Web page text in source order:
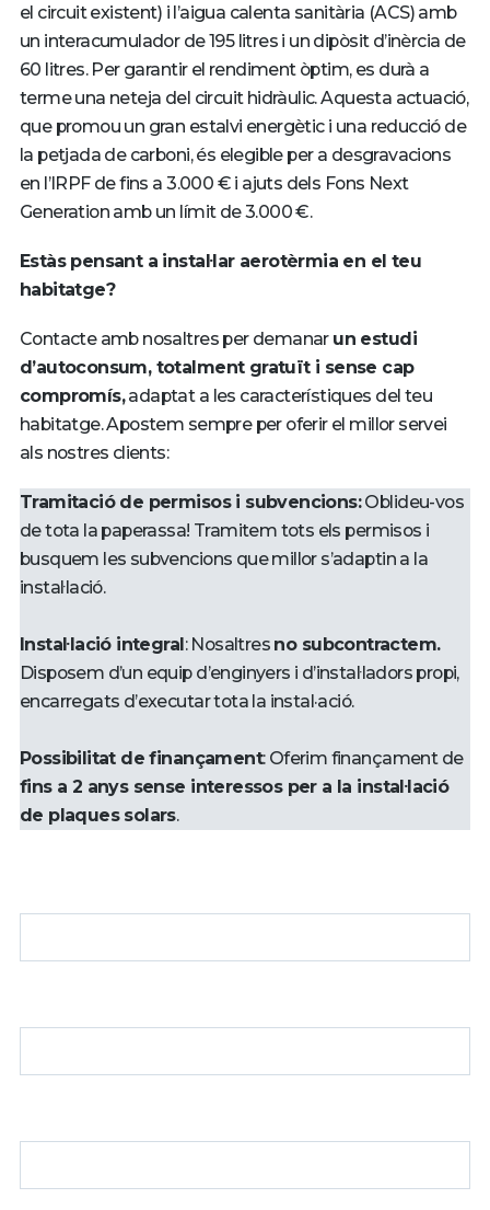
el circuit existent) i l’aigua calenta sanitària (ACS) amb
un interacumulador de 195 litres i un dipòsit d’inèrcia de
60 litres. Per garantir el rendiment òptim, es durà a
terme una neteja del circuit hidràulic. Aquesta actuació,
que promou un gran estalvi energètic i una reducció de
la petjada de carboni, és elegible per a desgravacions
en l’IRPF de fins a 3.000 € i ajuts dels Fons Next
Generation amb un límit de 3.000 €.
Estàs pensant a instal·lar aerotèrmia en el teu
habitatge?
Contacte amb nosaltres per demanar un estudi
d’autoconsum, totalment gratuït i sense cap
compromís,adaptat a les característiques del teu
habitatge. Apostem sempre per oferir el millor servei
als nostres clients:
Tramitació de permisos i subvencions:Oblideu-vos
de tota la paperassa! Tramitem tots els permisos i
busquem les subvencions que millor s’adaptin a la
instal·lació.
Instal·lació integral : Nosaltres no subcontractem.
Disposem d’un equip d’enginyers i d’instal·ladors propi,
encarregats d’executar tota la instal·ació.
Possibilitat de finançament: Oferim finançament de
fins a 2 anys sense interessos per a la instal·lació
de plaques solars.